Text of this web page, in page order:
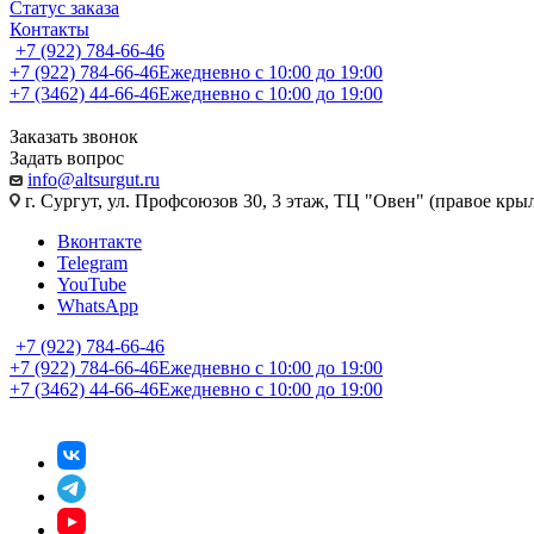
Статус заказа
Контакты
+7 (922) 784-66-46
+7 (922) 784-66-46Ежедневно с 10:00 до 19:00
+7 (3462) 44-66-46Ежедневно с 10:00 до 19:00
Заказать звонок
Задать вопрос
info@altsurgut.ru
г. Сургут, ул. Профсоюзов 30, 3 этаж, ТЦ "Овен" (правое
Вконтакте
Telegram
YouTube
WhatsApp
+7 (922) 784-66-46
+7 (922) 784-66-46Ежедневно с 10:00 до 19:00
+7 (3462) 44-66-46Ежедневно с 10:00 до 19:00